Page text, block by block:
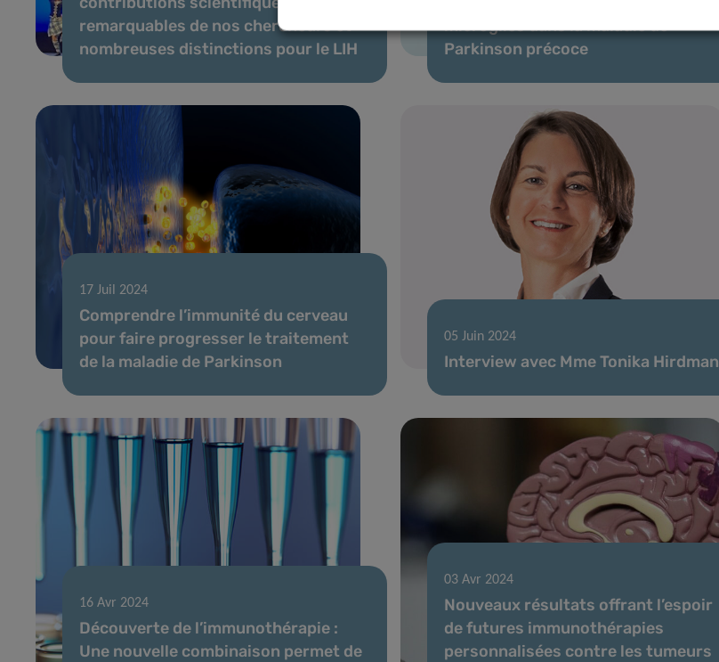
remarquables de nos chercheurs et
nombreuses distinctions pour le LIH
microglies dans la maladie de
Parkinson précoce
17 Juil 2024
Comprendre l’immunité du cerveau
pour faire progresser le traitement
de la maladie de Parkinson
05 Juin 2024
Interview avec Mme Tonika Hirdman
16 Avr 2024
Découverte de l’immunothérapie :
Une nouvelle combinaison permet de
03 Avr 2024
Nouveaux résultats offrant l’espoir
de futures immunothérapies
personnalisées contre les tumeurs